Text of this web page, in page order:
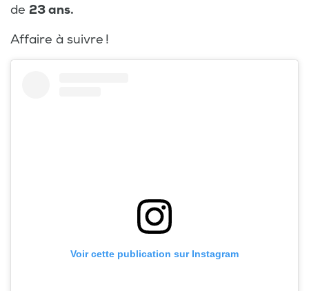
de 23 ans.
Affaire à suivre !
Voir cette publication sur Instagram